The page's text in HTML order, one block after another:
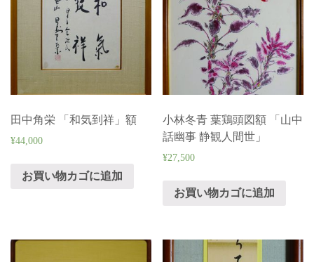
田中角栄 「和気到祥」額
¥44,000
お買い物カゴに追加
小林冬青 葉鶏頭図額 「山中
話幽事 静観人間世」
¥27,500
お買い物カゴに追加